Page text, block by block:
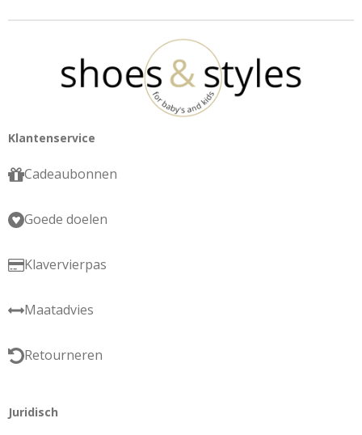
Klantenservice
Cadeaubonnen
Goede doelen
Klavervierpas
Maatadvies
Retourneren
Juridisch